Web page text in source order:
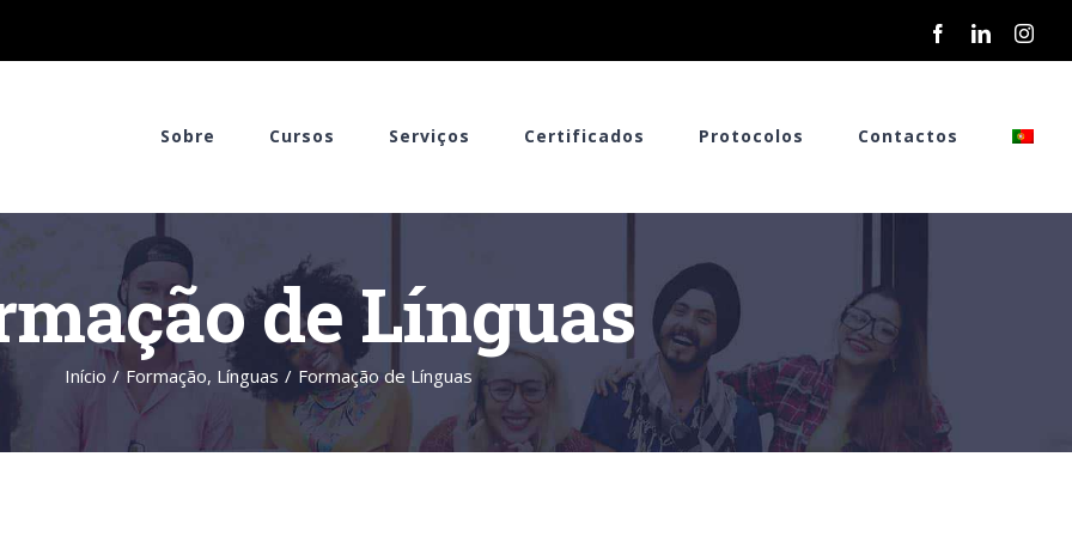
FacebookLinkedIn
Sobre Cursos Serviços Certificados Protocolos Contactos
de Línguas
Início / Formação, Línguas / Formação de Línguas